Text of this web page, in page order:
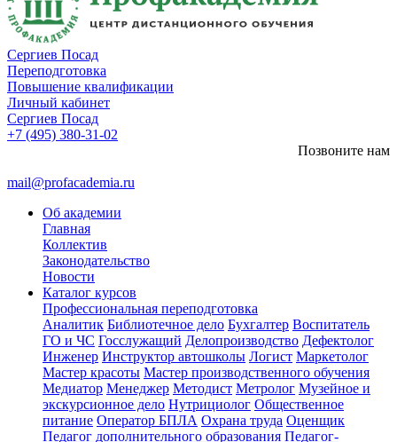
Сергиев Посад
Переподготовка
Повышение квалификации
Личный кабинет
Сергиев Посад
+7 (495) 380-31-02
Позвоните нам
mail@profacademia.ru
Об академии
Главная
Коллектив
Законодательство
Новости
Каталог курсов
Профессиональная переподготовка
Аналитик Библиотечное дело Бухгалтер Воспитатель
ГО и ЧС Госслужащий Делопроизводство Дефектолог
Инженер Инструктор автошколы Логист Маркетолог
Мастер красоты Мастер производственного обучения
Медиатор Менеджер Методист Метролог Музейное и
экскурсионное дело Нутрициолог Общественное
питание Оператор БПЛА Охрана труда Оценщик
Педагог дополнительного образования Педагог-